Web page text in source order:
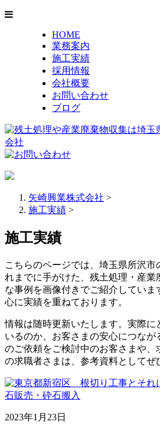
HOME
業務案内
施工実績
採用情報
会社概要
お問い合わせ
ブログ
矢崎興業株式会社 >
施工実績 >
施工実績
こちらのページでは、埼玉県所沢市
れまでに手がけた、残土処理・産業
な事例を画像付きでご紹介していま
心に実績を重ねております。
情報は随時更新いたします。実際に
いるのか、お客さまの安心につなが
のご依頼をご検討中のお客さまや、
の求職者さまは、参考資料としてぜ
2023年1月23日